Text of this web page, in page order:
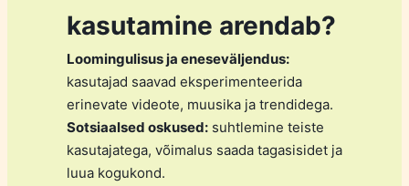
kasutamine arendab?
Loomingulisus ja eneseväljendus:
kasutajad saavad eksperimenteerida
erinevate videote, muusika ja trendidega.
Sotsiaalsed oskused:suhtlemine teiste
kasutajatega, võimalus saada tagasisidet ja
luua kogukond.